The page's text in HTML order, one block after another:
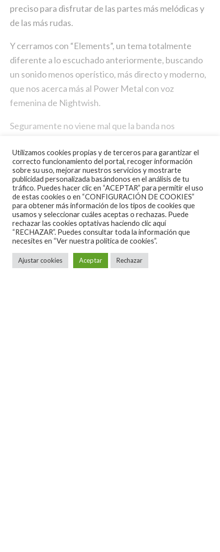
preciso para disfrutar de las partes más melódicas y
de las más rudas.
Y cerramos con “Elements”, un tema totalmente
diferente a lo escuchado anteriormente, buscando
un sonido menos operístico, más directo y moderno,
que nos acerca más al Power Metal con voz
femenina de Nightwish.
Seguramente no viene mal que la banda nos
encuentran grabando material nuevo. Si te gusta el
Metal Sinfónico con voz operística, puedes disfrutar
con la banda. Ya cuando tengamos su disco nuevo,
podremos valorar mejor su evolución.
Utilizamos cookies propias y de terceros para garantizar el
correcto funcionamiento del portal, recoger información
sobre su uso, mejorar nuestros servicios y mostrarte
publicidad personalizada basándonos en el análisis de tu
tráfico. Puedes hacer clic en “ACEPTAR” para permitir el uso
de estas cookies o en “CONFIGURACIÓN DE COOKIES”
para obtener más información de los tipos de cookies que
usamos y seleccionar cuáles aceptas o rechazas. Puede
rechazar las cookies optativas haciendo clic aquí
“RECHAZAR”. Puedes consultar toda la información que
necesites en “Ver nuestra política de cookies”.
Ajustar cookies Aceptar Rechazar